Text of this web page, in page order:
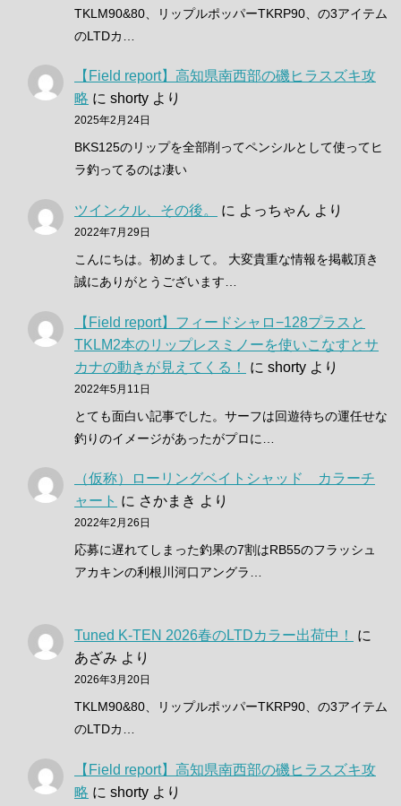
TKLM90&80、リップルポッパーTKRP90、の3アイテム
のLTDカ…
【Field report】高知県南西部の磯ヒラスズキ攻
略 に shorty より
2025年2月24日
BKS125のリップを全部削ってペンシルとして使ってヒ
ラ釣ってるのは凄い
ツインクル、その後。 に よっちゃん より
2022年7月29日
こんにちは。初めまして。 大変貴重な情報を掲載頂き
誠にありがとうございます…
【Field report】フィードシャロ−128プラスと
TKLM2本のリップレスミノーを使いこなすとサ
カナの動きが見えてくる！
に shorty より
2022年5月11日
とても面白い記事でした。サーフは回遊待ちの運任せな
釣りのイメージがあったがプロに…
（仮称）ローリングベイトシャッド カラーチ
ャート に さかまき より
2022年2月26日
応募に遅れてしまった釣果の7割はRB55のフラッシュ
アカキンの利根川河口アングラ…
Tuned K-TEN 2026春のLTDカラー出荷中！
に
あざみ より
2026年3月20日
TKLM90&80、リップルポッパーTKRP90、の3アイテム
のLTDカ…
【Field report】高知県南西部の磯ヒラスズキ攻
略 に shorty より